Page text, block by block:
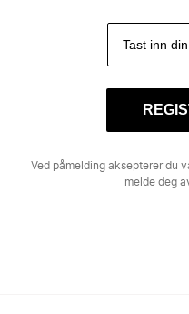
Ved påmelding aksepterer du
melde deg